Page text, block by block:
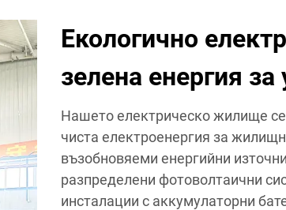
Екологично
зелена енергия
Нашето електрическо жилище
чиста електроенергия за
възобновяеми енергийни
разпределени фотоволтаични
инсталации с аккумулаторни